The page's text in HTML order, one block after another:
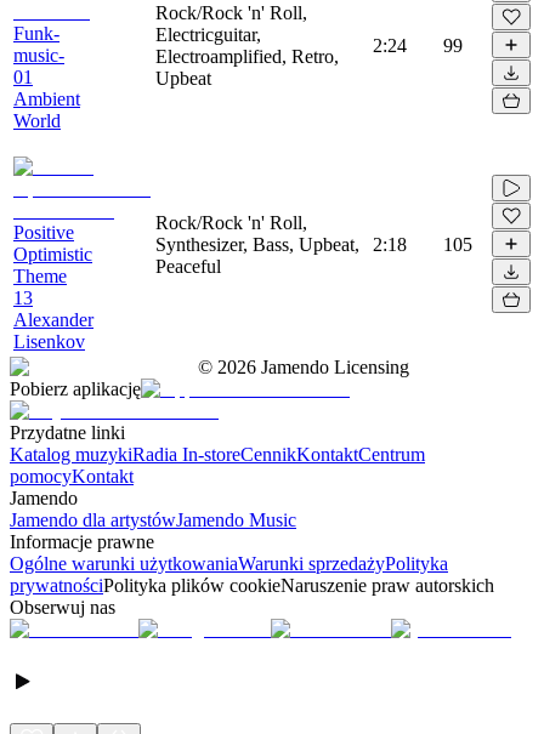
Funk-
music-
01
Ambient
World
Rock/Rock 'n' Roll,
Electricguitar,
Electroamplified, Retro,
Upbeat
2:24 99
Positive
Optimistic
Theme
13
Alexander
Lisenkov
Rock/Rock 'n' Roll,
Synthesizer, Bass, Upbeat,
Peaceful
2:18 105
© 2026 Jamendo Licensing
Pobierz aplikację
Przydatne linki
Katalog muzykiRadia In-storeCennikKontaktCentrum
pomocyKontakt
Jamendo
Jamendo dla artystówJamendo Music
Informacje prawne
Ogólne warunki użytkowaniaWarunki sprzedażyPolityka
prywatnościPolityka plików cookieNaruszenie praw autorskich
Obserwuj nas